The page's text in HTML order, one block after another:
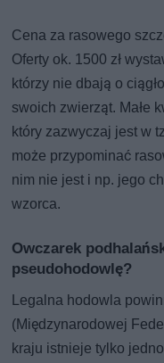
Cena za rasowego
Oferty ok. 1500 zł
którzy nie dbają o
swoich zwierząt. Małe
który zazwyczaj jest w
może przypominać
nim nie jest i np. jego
wzorca.
Owczarek
pseudohodowlę?
Legalna hodowla
(Międzynarodowej
kraju istnieje tylko